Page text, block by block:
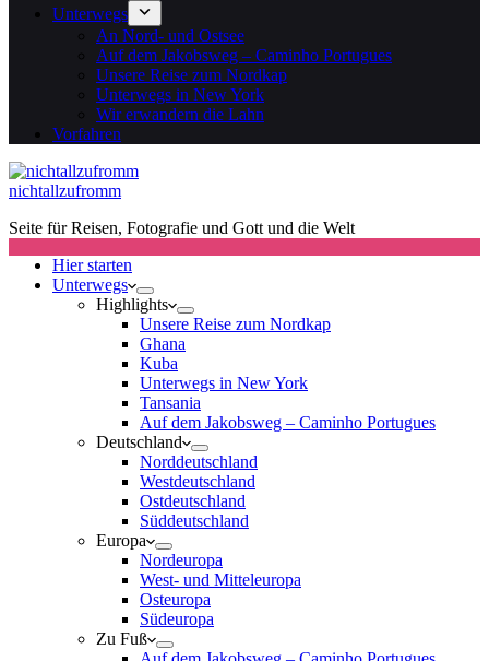
Unterwegs
An Nord- und Ostsee
Auf dem Jakobsweg – Caminho Portugues
Unsere Reise zum Nordkap
Unterwegs in New York
Wir erwandern die Lahn
Vorfahren
nichtallzufromm
Seite für Reisen, Fotografie und Gott und die Welt
Hier starten
Unterwegs
Highlights
Unsere Reise zum Nordkap
Ghana
Kuba
Unterwegs in New York
Tansania
Auf dem Jakobsweg – Caminho Portugues
Deutschland
Norddeutschland
Westdeutschland
Ostdeutschland
Süddeutschland
Europa
Nordeuropa
West- und Mitteleuropa
Osteuropa
Südeuropa
Zu Fuß